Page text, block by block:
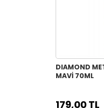
DIAMOND
MAVİ 70ML
179,00 TL